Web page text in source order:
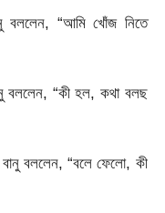
বললেন, “আমি খোঁজ নিতে
বললেন, “কী হল, কথা বলছ
বানু বললেন, “বলে ফেলো, কী